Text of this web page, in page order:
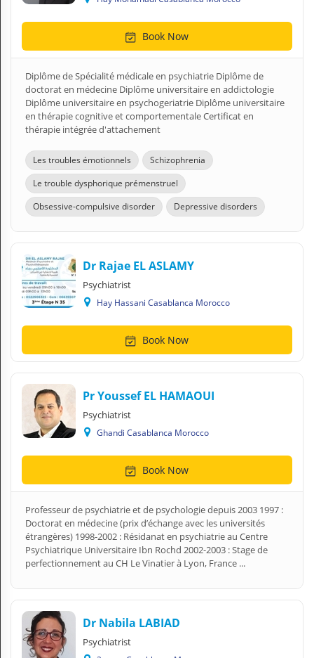
Book Now
Diplôme de Spécialité médicale en psychiatrie Diplôme de
doctorat en médecine Diplôme universitaire en addictologie
Diplôme universitaire en psychogeriatrie Diplôme universitaire
en thérapie cognitive et comportementale Certificat en
thérapie intégrée d'attachement
Les troubles émotionnels
Schizophrenia
Le trouble dysphorique prémenstruel
Obsessive-compulsive disorder
Depressive disorders
Dr Rajae EL ASLAMY
Psychiatrist
Hay Hassani Casablanca Morocco
Book Now
Pr Youssef EL HAMAOUI
Psychiatrist
Ghandi Casablanca Morocco
Book Now
Professeur de psychiatrie et de psychologie depuis 2003 1997 :
Doctorat en médecine (prix d’échange avec les universités
étrangères) 1998-2002 : Résidanat en psychiatrie au Centre
Psychiatrique Universitaire Ibn Rochd 2002-2003 : Stage de
perfectionnement au CH Le Vinatier à Lyon, France ...
Dr Nabila LABIAD
Psychiatrist